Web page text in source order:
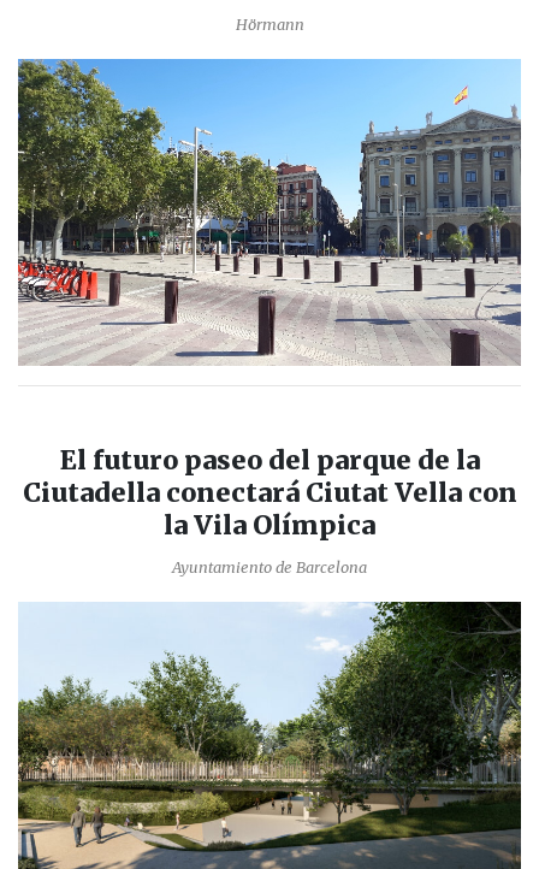
Hörmann
El futuro paseo del parque de la
Ciutadella conectará Ciutat Vella con
la Vila Olímpica
Ayuntamiento de Barcelona